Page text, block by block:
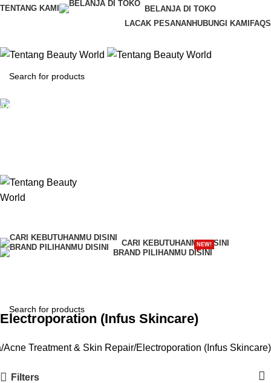
TENTANG KAMI
BELANJA DI TOKO
LACAK PESANAN HUBUNGI KAMI FAQS
CARI KEBUTUHANMU DISINI
BRAND PILIHANMU DISINI
NEW!
Electroporation (Infus Skincare)
Acne Treatment & Skin Repair Electroporation (Infus Skincare)
Filters